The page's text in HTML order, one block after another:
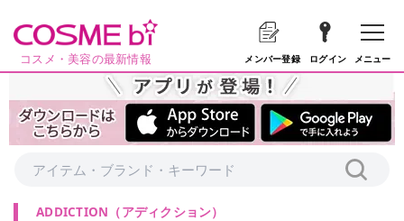
コスメ・美容の最新情報 メンバー登録 ログイン メニュー
ADDICTION （アディクション）